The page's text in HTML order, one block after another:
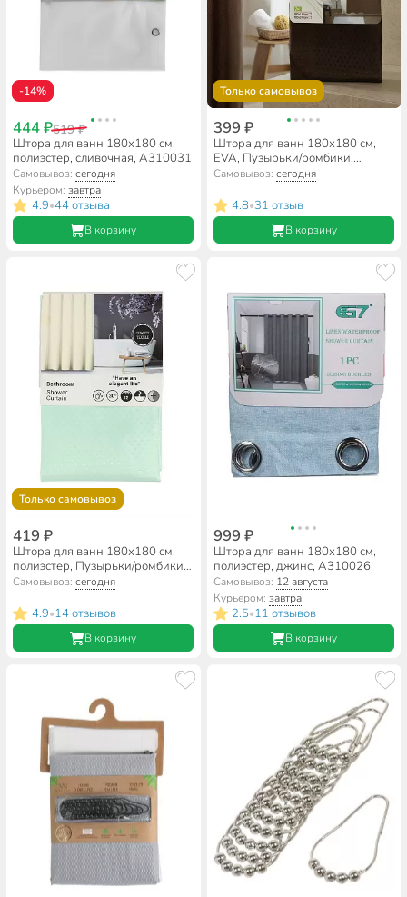
-14%
444 ₽519 ₽
Штора для ванн 180х180 см,
полиэстер, сливочная, A310031
Самовывоз:сегодня
Курьером:завтра
4.9•44 отзыва
В корзину
Только самовывоз
399 ₽
Штора для ванн 180х180 см,
EVA, Пузырьки/ромбики,
капучино, Y8-2920
Самовывоз: сегодня
4.8•31 отзыв
В корзину
Только самовывоз
419 ₽
Штора для ванн 180х180 см,
полиэстер, Пузырьки/ромбики,
зеленая, Y8-2919
Самовывоз:сегодня
4.9•14 отзывов
В корзину
999 ₽
Штора для ванн 180х180 см,
полиэстер, джинс, A310026
Самовывоз: 12 августа
Курьером: завтра
2.5•11 отзывов
В корзину